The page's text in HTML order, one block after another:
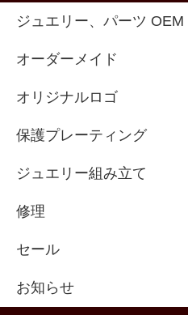
ジュエリー、パーツ OEM
オーダーメイド
オリジナルロゴ
保護プレーティング
ジュエリー組み立て
修理
セール
お知らせ